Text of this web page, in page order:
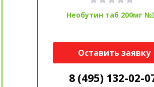
Необутин таб 200мг
Оставить заявку
8 (495) 132-02-